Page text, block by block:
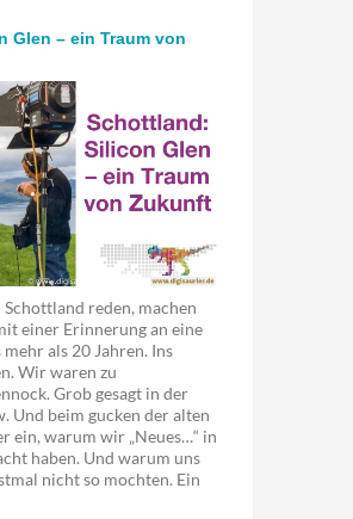
Glen – ein Traum von
reden, machen
einer Erinnerung an eine
als 20 Jahren. Ins
Wir waren zu
Grob gesagt in der
Und beim gucken der alten
ein, warum wir „Neues…“ in
haben. Und warum uns
nicht so mochten. Ein